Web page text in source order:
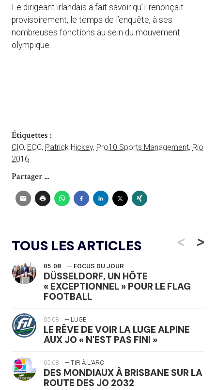
Le dirigeant irlandais a fait savoir qu’il renonçait
provisoirement, le temps de l’enquête, à ses
nombreuses fonctions au sein du mouvement
olympique.
Étiquettes :
CIO, EOC, Patrick Hickey, Pro10 Sports Management, Rio
2016
Partager ...
TOUS LES ARTICLES <
05.08 — FOCUS DU JOUR
DÜSSELDORF, UN HÔTE
« EXCEPTIONNEL » POUR LE FLAG
FOOTBALL
05.08 — LUGE
LE RÊVE DE VOIR LA LUGE ALPINE
AUX JO « N'EST PAS FINI »
05.08 — TIR À L'ARC
DES MONDIAUX À BRISBANE SUR LA
ROUTE DES JO 2032
>